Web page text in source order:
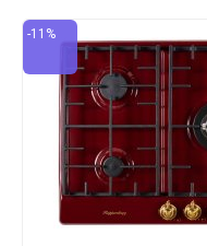
-11%